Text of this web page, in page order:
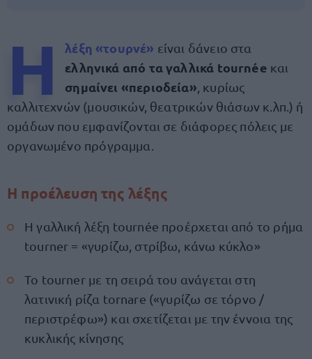
Η λέξη «τουρνέ» είναι δάνειο στα
ελληνικά από τα γαλλικά tournée και
σημαίνει «περιοδεία» , κυρίως
καλλιτεχνών (μουσικών, θεατρικών θιάσων κ.λπ.) ή
ομάδων που εμφανίζονται σε διάφορες πόλεις με
οργανωμένο πρόγραμμα.
Η προέλευση της λέξης
Η γαλλική λέξη tournée προέρχεται από το ρήμα
tourner = «γυρίζω, στρίβω, κάνω κύκλο»
Το tourner με τη σειρά του ανάγεται στη
λατινική ρίζα tornare («γυρίζω σε τόρνο /
περιστρέφω») και σχετίζεται με την έννοια της
κυκλικής κίνησης